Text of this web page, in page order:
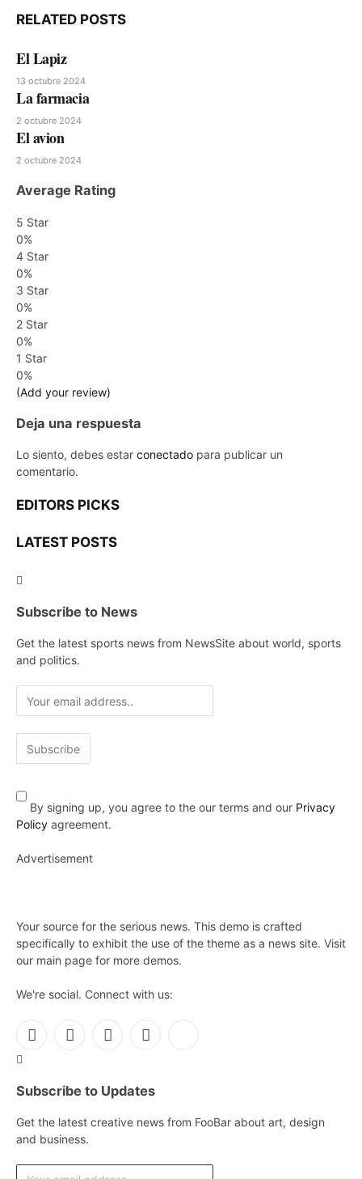
RELATED POSTS
El Lapiz
13 octubre 2024
La farmacia
2 octubre 2024
El avion
2 octubre 2024
Average Rating
5 Star
0%
4 Star
0%
3 Star
0%
2 Star
0%
1 Star
0%
(Add your review)
Deja una respuesta
Lo siento, debes estar conectado para publicar un
comentario.
EDITORS PICKS
LATEST POSTS
Subscribe to News
Get the latest sports news from NewsSite about world, sports
and politics.
By signing up, you agree to the our terms and our Privacy
Policy agreement.
Advertisement
Your source for the serious news. This demo is crafted
specifically to exhibit the use of the theme as a news site. Visit
our main page for more demos.
We're social. Connect with us:
Facebook
X
InstagramPinterest
Subscribe to Updates
Get the latest creative news from FooBar about art, design
and business.